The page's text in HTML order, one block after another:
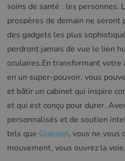
soins de santé : les personnes.
prospères de demain ne seront
des gadgets les plus
perdront jamais de vue le lien
oculaires.En transformant votre
en un super-pouvoir, vous
et bâtir un cabinet qui inspire
et qui est conçu pour durer.
personnalisés et de soutien
tels que Glasson, vous ne vous
mouvement, vous ouvrez la voie.